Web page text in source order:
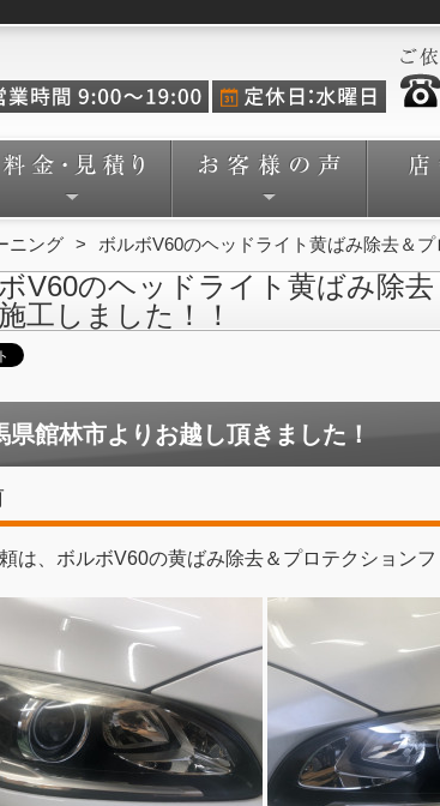
ニング ボルボV60のヘッドライト黄ばみ除去＆
V60のヘッドライト黄ばみ除
工しました！！
館林市よりお越し頂きました！
は、ボルボV60の黄ばみ除去＆プロテクション